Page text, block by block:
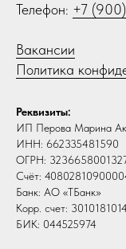
Телефон: +7
Вакансии
Политика
Реквизиты:
ИП Перова Марина
ИНН: 662335481590
ОГРН:
Счёт:
Банк: АО «ТБанк»
Корр. счет:
БИК: 044525974